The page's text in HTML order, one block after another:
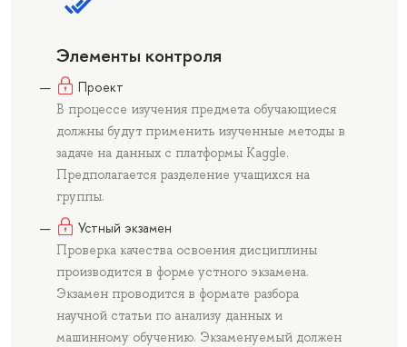
Элементы контроля
Проект
В процессе изучения предмета обучающиеся
должны будут применить изученные методы в
задаче на данных с платформы Kaggle.
Предполагается разделение учащихся на
группы.
Устный экзамен
Проверка качества освоения дисциплины
производится в форме устного экзамена.
Экзамен проводится в формате разбора
научной статьи по анализу данных и
машинному обучению. Экзаменуемый должен